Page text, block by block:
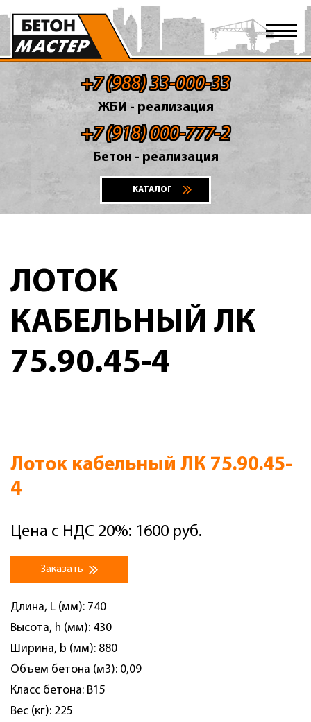
+7 (988) 33-000-33
ЖБИ - реализация
+7 (918) 000-777-2
Бетон - реализация
КАТАЛОГ
ЛОТОК
КАБЕЛЬНЫЙ ЛК
75.90.45-4
Лоток кабельный ЛК 75.90.45-
4
Цена с НДС 20%: 1600 руб.
Заказать
Длина, L (мм): 740
Высота, h (мм): 430
Ширина, b (мм): 880
Объем бетона (м3): 0,09
Класс бетона: B15
Вес (кг): 225